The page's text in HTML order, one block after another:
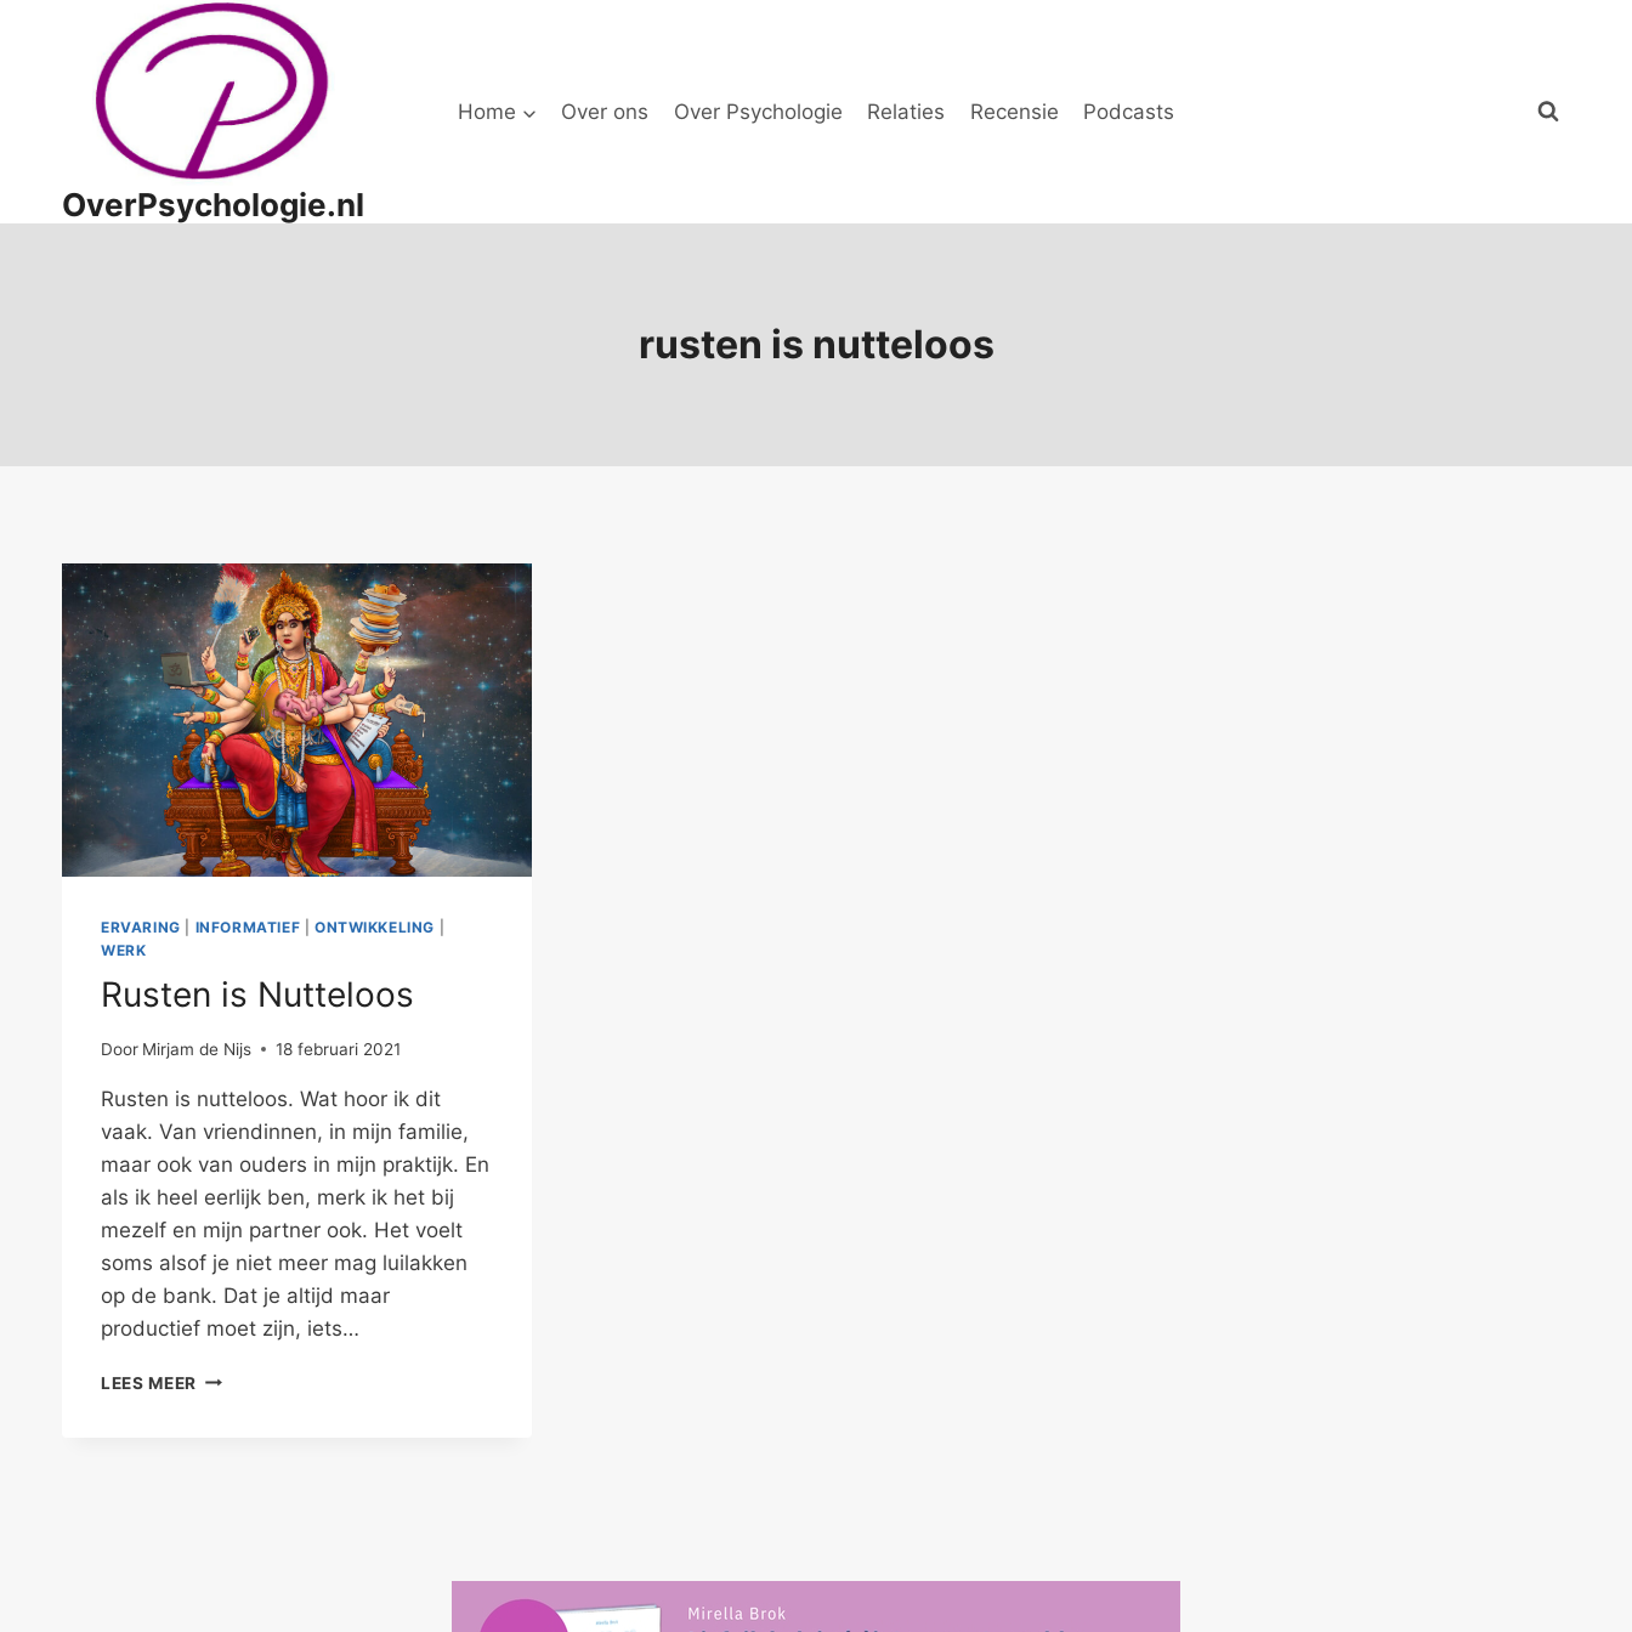
OverPsychologie.nl
Home Over ons Over Psychologie Relaties Recensie Podcasts
rusten is nutteloos
ERVARING INFORMATIEF ONTWIKKELING
WERK
Rusten is Nutteloos
Door Mirjam de Nijs 18 februari 2021
Rusten is nutteloos. Wat hoor ik dit
vaak. Van vriendinnen, in mijn familie,
maar ook van ouders in mijn praktijk. En
als ik heel eerlijk ben, merk ik het bij
mezelf en mijn partner ook. Het voelt
soms alsof je niet meer mag luilakken
op de bank. Dat je altijd maar
productief moet zijn, iets…
LEES MEER RUSTEN